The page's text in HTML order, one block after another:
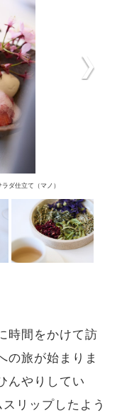
ダ仕立て（マノ）
時間をかけて訪
の旅が始まりま
んやりしてい
リップしたよう